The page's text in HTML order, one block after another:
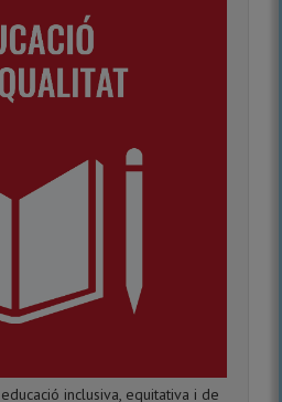
inclusiva, equitativa i de